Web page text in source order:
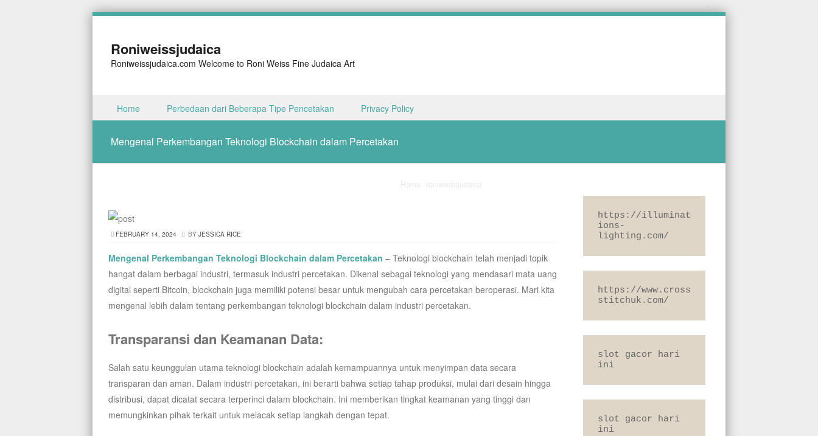
Roniweissjudaica
Roniweissjudaica.com Welcome to Roni Weiss Fine Judaica Art
Menu
Skip to content
Home Perbedaan dari Beberapa Tipe Pencetakan Privacy Policy
Mengenal Perkembangan Teknologi Blockchain dalam Percetakan
Home roniweissjudaica
FEBRUARY 14, 2024 BY JESSICA RICE
Mengenal Perkembangan Teknologi Blockchain dalam Percetakan – Teknologi blockchain telah menjadi topik
hangat dalam berbagai industri, termasuk industri percetakan. Dikenal sebagai teknologi yang mendasari mata uang
digital seperti Bitcoin, blockchain juga memiliki potensi besar untuk mengubah cara percetakan beroperasi. Mari kita
mengenal lebih dalam tentang perkembangan teknologi blockchain dalam industri percetakan.
Transparansi dan Keamanan Data:
Salah satu keunggulan utama teknologi blockchain adalah kemampuannya untuk menyimpan data secara
transparan dan aman. Dalam industri percetakan, ini berarti bahwa setiap tahap produksi, mulai dari desain hingga
distribusi, dapat dicatat secara terperinci dalam blockchain. Ini memberikan tingkat keamanan yang tinggi dan
memungkinkan pihak terkait untuk melacak setiap langkah dengan tepat.
https://illuminat
ions-
lighting.com/
https://www.cross
stitchuk.com/
slot gacor hari
ini
slot gacor hari
ini